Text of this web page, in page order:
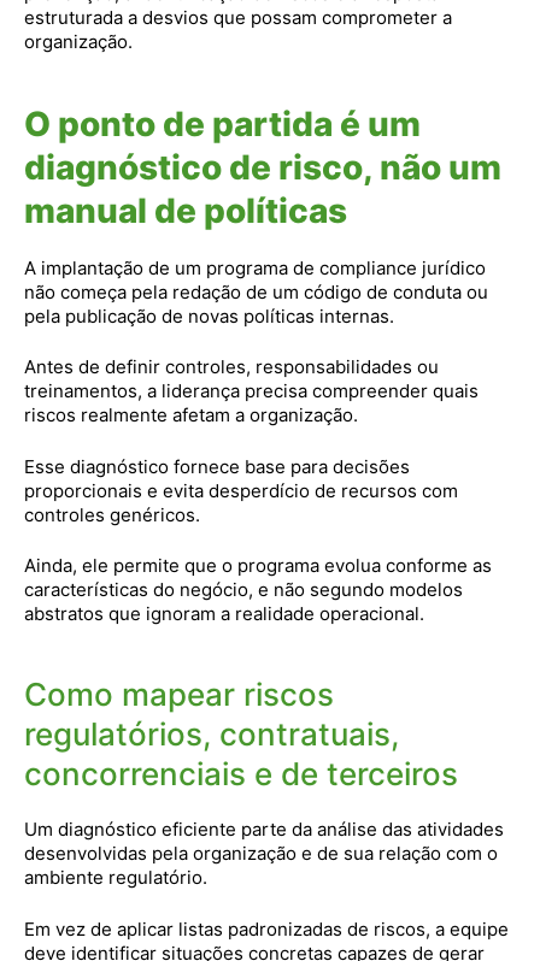
estruturada a desvios que possam comprometer a
organização.
O ponto de partida é um
diagnóstico de risco, não um
manual de políticas
A implantação de um programa de compliance jurídico
não começa pela redação de um código de conduta ou
pela publicação de novas políticas internas.
Antes de definir controles, responsabilidades ou
treinamentos, a liderança precisa compreender quais
riscos realmente afetam a organização.
Esse diagnóstico fornece base para decisões
proporcionais e evita desperdício de recursos com
controles genéricos.
Ainda, ele permite que o programa evolua conforme as
características do negócio, e não segundo modelos
abstratos que ignoram a realidade operacional.
Como mapear riscos
regulatórios, contratuais,
concorrenciais e de terceiros
Um diagnóstico eficiente parte da análise das atividades
desenvolvidas pela organização e de sua relação com o
ambiente regulatório.
Em vez de aplicar listas padronizadas de riscos, a equipe
deve identificar situações concretas capazes de gerar